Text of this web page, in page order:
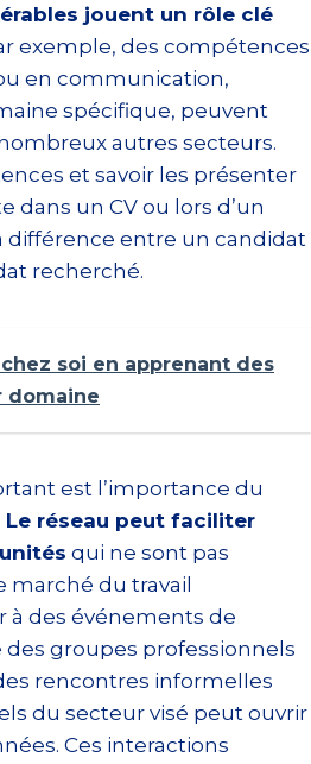
jouent un rôle clé
exemple, des compétences
en communication,
spécifique, peuvent
autres secteurs.
et savoir les présenter
un CV ou lors d’un
différence entre un candidat
recherché.
soi en apprenant des
domaine
est l’importance du
Le réseau peut faciliter
qui ne sont pas
marché du travail
à des événements de
groupes professionnels
rencontres informelles
du secteur visé peut ouvrir
Ces interactions